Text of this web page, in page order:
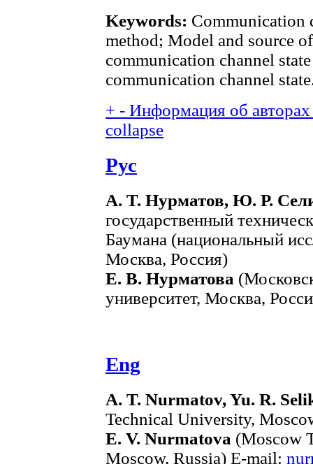
Keywords: Communication
method; Model and source
communication channel
communication channel
+ - Информация об
collapse
Рус
А. Т. Нурматов, Ю. Р.
государственный
Баумана (национальный
Москва, Россия)
Е. В. Нурматова
университет, Москва,
Eng
A. T. Nurmatov, Yu. R.
Technical University,
E. V. Nurmatova (Moscow
Moscow, Russia) E-mail: